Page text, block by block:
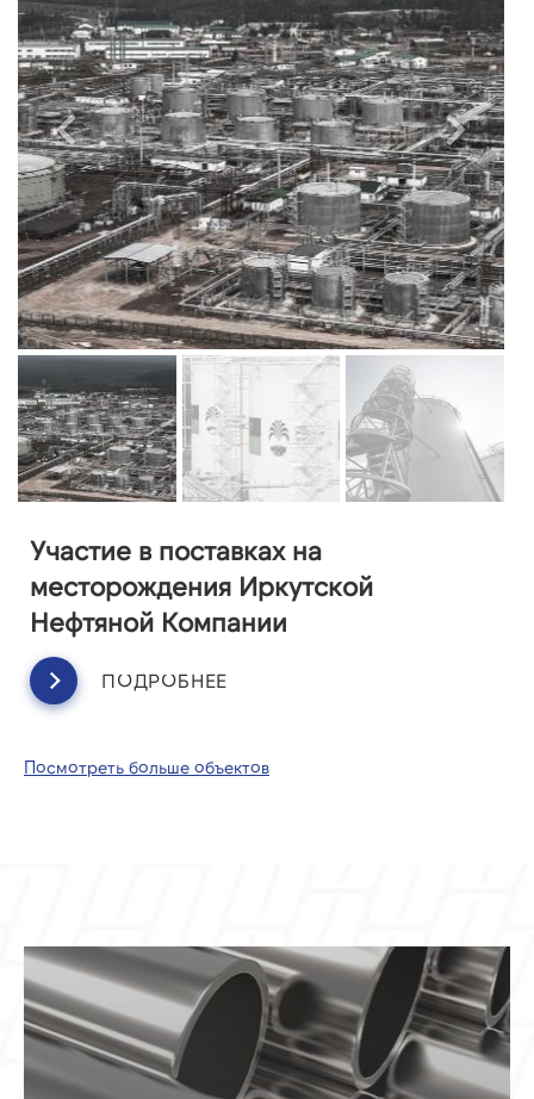
Участие в поставках на
месторождения Иркутской
Нефтяной Компании
ПОДРОБНЕЕ
Посмотреть больше объектов